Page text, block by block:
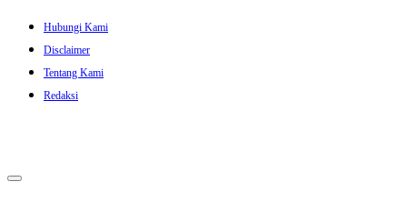
Skip
content
Hubungi Kami
Disclaimer
Tentang Kami
Redaksi